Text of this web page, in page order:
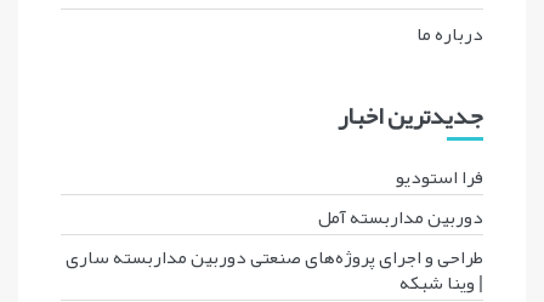
درباره ما
جدیدترین اخبار
فرا استودیو
دوربین مداربسته آمل
طراحی و اجرای پروژه‌های صنعتی دوربین مداربسته ساری
| وینا شبکه